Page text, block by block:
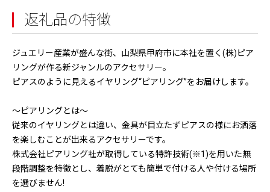
返礼品の特徴
ジュエリー産業が盛んな街、山梨県甲府市に本社を置く(株)ピア
リングが作る新ジャンルのアクセサリー。
ピアスのように見えるイヤリング“ピアリング”をお届けします。
～ピアリングとは～
従来のイヤリングとは違い、金具が目立たずピアスの様にお洒落
を楽しむことが出来るアクセサリーです。
株式会社ピアリング社が取得している特許技術(※1)を用いた無
段階調整を特徴とし、着脱がとても簡単で付ける人や付ける場所
を選びません!